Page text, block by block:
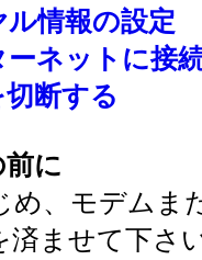
情報の設定
ーネットに接
断する
に
め、モデムま
済ませて下さ